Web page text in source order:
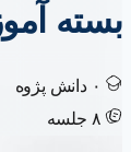
بسته
۰ دانش پژوه
۸ جلسه